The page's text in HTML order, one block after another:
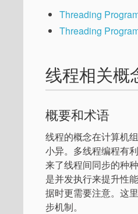
Threading
Threading
线程相关概
概要和术语
线程的概念在计算机
小异。多线程编程有
来了线程间同步的种
是并发执行来提升性
据时更需要注意。这
步机制。